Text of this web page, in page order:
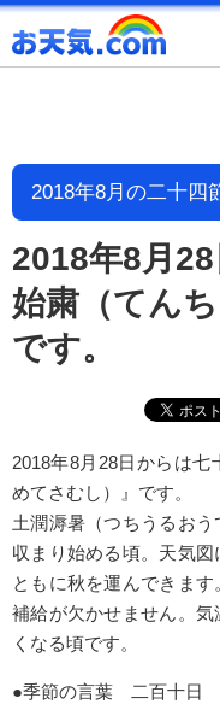
2018年8月の二十四
2018年8月
始粛（てん
です。
2018年8月28日からは
めてさむし）』です。
土潤溽暑（つちうるお
収まり始める頃。天気
ともに秋を運んできま
補給が欠かせません。
くなる頃です。
●季節の言葉 二百十日